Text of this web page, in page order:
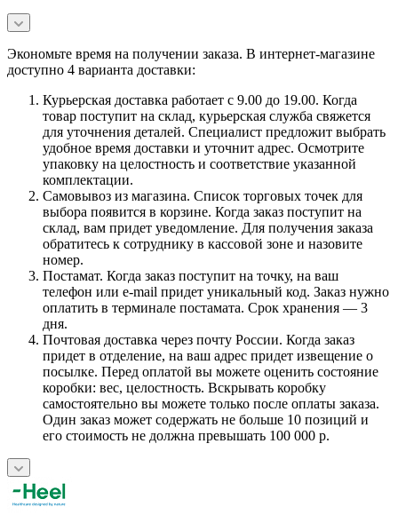
Экономьте время на получении заказа. В интернет-магазине
доступно 4 варианта доставки:
Курьерская доставка работает с 9.00 до 19.00. Когда
товар поступит на склад, курьерская служба свяжется
для уточнения деталей. Специалист предложит выбрать
удобное время доставки и уточнит адрес. Осмотрите
упаковку на целостность и соответствие указанной
комплектации.
Самовывоз из магазина. Список торговых точек для
выбора появится в корзине. Когда заказ поступит на
склад, вам придет уведомление. Для получения заказа
обратитесь к сотруднику в кассовой зоне и назовите
номер.
Постамат. Когда заказ поступит на точку, на ваш
телефон или e-mail придет уникальный код. Заказ нужно
оплатить в терминале постамата. Срок хранения — 3
дня.
Почтовая доставка через почту России. Когда заказ
придет в отделение, на ваш адрес придет извещение о
посылке. Перед оплатой вы можете оценить состояние
коробки: вес, целостность. Вскрывать коробку
самостоятельно вы можете только после оплаты заказа.
Один заказ может содержать не больше 10 позиций и
его стоимость не должна превышать 100 000 р.